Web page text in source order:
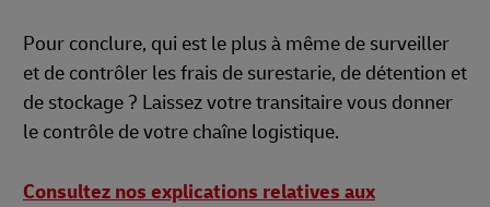
Pour conclure, qui est le plus à même de surveiller
et de contrôler les frais de surestarie, de détention et
de stockage ? Laissez votre transitaire vous donner
le contrôle de votre chaîne logistique.
Consultez nos explications relatives aux